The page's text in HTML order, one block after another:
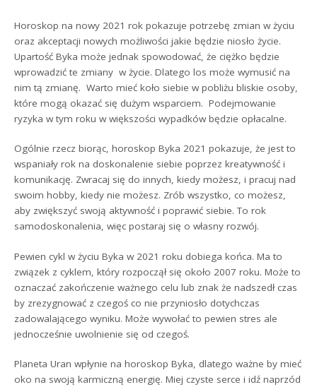
Horoskop na nowy 2021 rok pokazuje potrzebę zmian w życiu
oraz akceptacji nowych możliwości jakie będzie niosło życie.
Upartość Byka może jednak spowodować, że ciężko będzie
wprowadzić te zmiany w życie. Dlatego los może wymusić na
nim tą zmianę. Warto mieć koło siebie w pobliżu bliskie osoby,
które mogą okazać się dużym wsparciem. Podejmowanie
ryzyka w tym roku w większości wypadków będzie opłacalne.
Ogólnie rzecz biorąc, horoskop Byka 2021 pokazuje, że jest to
wspaniały rok na doskonalenie siebie poprzez kreatywność i
komunikację. Zwracaj się do innych, kiedy możesz, i pracuj nad
swoim hobby, kiedy nie możesz. Zrób wszystko, co możesz,
aby zwiększyć swoją aktywność i poprawić siebie. To rok
samodoskonalenia, więc postaraj się o własny rozwój.
Pewien cykl w życiu Byka w 2021 roku dobiega końca. Ma to
związek z cyklem, który rozpoczął się około 2007 roku. Może to
oznaczać zakończenie ważnego celu lub znak że nadszedł czas
by zrezygnować z czegoś co nie przyniosło dotychczas
zadowalającego wyniku. Może wywołać to pewien stres ale
jednocześnie uwolnienie się od czegoś.
Planeta Uran wpłynie na horoskop Byka, dlatego ważne by mieć
oko na swoją karmiczną energię. Miej czyste serce i idź naprzód